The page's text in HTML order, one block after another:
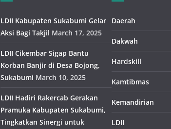
LDII Kabupaten Sukabumi Gelar
Aksi Bagi Takjil March 17, 2025
LDII Cikembar Sigap Bantu
Korban Banjir di Desa Bojong,
Sukabumi March 10, 2025
LDII Hadiri Rakercab Gerakan
Pramuka Kabupaten Sukabumi,
Tingkatkan Sinergi untuk
Daerah
Dakwah
Hardskill
Kamtibmas
Kemandirian
LDII